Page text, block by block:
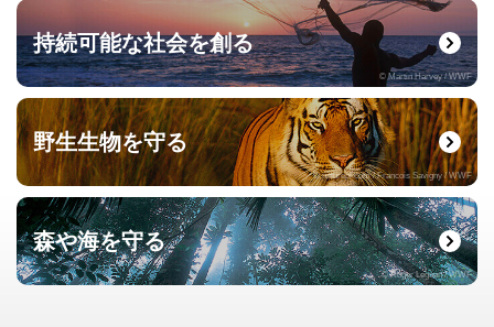
持続可能な社会を創る
© Martin Harvey / WWF
野生生物を守る
© naturepl.com / Francois Savigny / WWF
森や海を守る
© Roger Leguen / WWF